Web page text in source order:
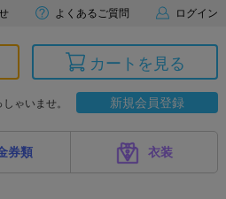
よくあるご質問 ログイン
カートを見る
ゃいませ。 新規会員登録
券類 衣装